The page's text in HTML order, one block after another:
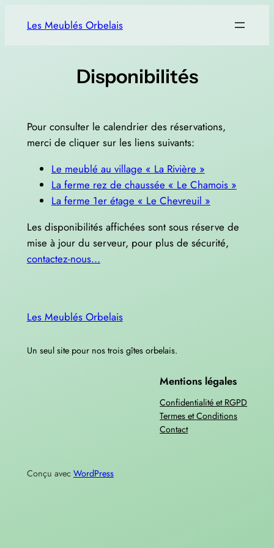
Les Meublés Orbelais
Disponibilités
Pour consulter le calendrier des réservations,
merci de cliquer sur les liens suivants:
Le meublé au village « La Rivière »
La ferme rez de chaussée « Le Chamois »
La ferme 1er étage « Le Chevreuil »
Les disponibilités affichées sont sous réserve de
mise à jour du serveur, pour plus de sécurité,
contactez-nous…
Les Meublés Orbelais
Un seul site pour nos trois gîtes orbelais.
Mentions légales
Confidentialité et RGPD
Termes et Conditions
Contact
Conçu avec WordPress